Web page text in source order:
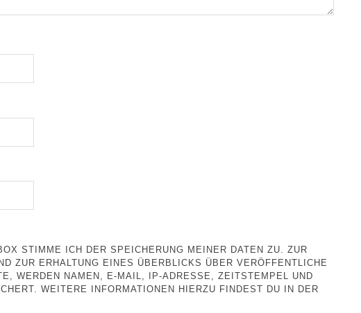
STIMME ICH DER SPEICHERUNG MEINER DATEN ZU. ZUR
ZUR ERHALTUNG EINES ÜBERBLICKS ÜBER VERÖFFENTLICHE
WERDEN NAMEN, E-MAIL, IP-ADRESSE, ZEITSTEMPEL UND
WEITERE INFORMATIONEN HIERZU FINDEST DU IN DER